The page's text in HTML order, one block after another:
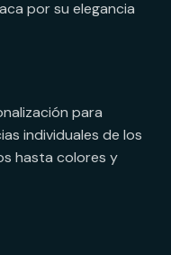
por su elegancia
para
individuales de los
hasta colores y